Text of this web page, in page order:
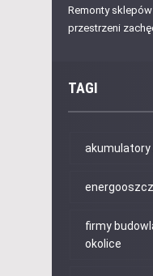
Remonty
przestrzeni
TAGI
akumulatory
firmy
okolice